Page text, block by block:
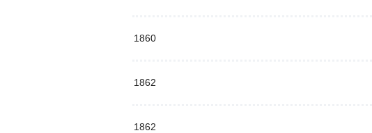
1860
1862
1862